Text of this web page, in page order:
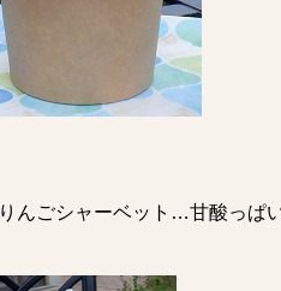
りんごシャーベット…甘酸っぱ